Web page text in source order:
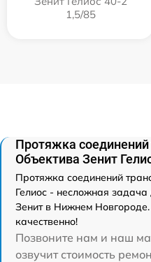
1,5/85
Протяжка
Объектива Зенит
Протяжка соединений
Гелиос - несложная
Зенит в Нижнем
качественно!
Позвоните нам и наш
озвучит стоимость